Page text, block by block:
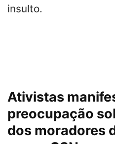
insulto.
Ativistas
preocupação
dos moradores